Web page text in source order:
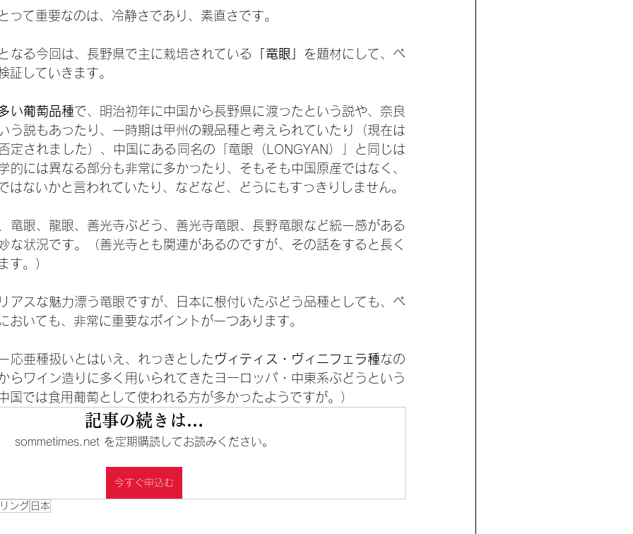
って重要なのは、冷静さであり、素直さです。
なる今回は、長野県で主に栽培されている 「竜眼」
を題材にして、ペ
証していきます。
い葡萄品種で、明治初年に中国から長野県に渡ったという説や、奈良
う説もあったり、一時期は甲州の親品種と考えられていたり（現在は
定されました）、中国にある同名の「竜眼（LONGYAN）」と同じは
的には異なる部分も非常に多かったり、そもそも中国原産ではなく、
はないかと言われていたり、などなど、どうにもすっきりしません。
竜眼、龍眼、善光寺ぶどう、善光寺竜眼、長野竜眼など統一感がある
な状況です。（善光寺とも関連があるのですが、その話をすると長く
す。）
アスな魅力漂う竜眼ですが、日本に根付いたぶどう品種としても、ペ
おいても、非常に重要なポイントが一つあります。
応亜種扱いとはいえ、れっきとした ヴィティス・ヴィニフェラ種なの
らワイン造りに多く用いられてきたヨーロッパ・中東系ぶどうという
国では食用葡萄として使われる方が多かったようですが。）
記事の続きは…
sommetimes.net を定期購読してお読みください。
今すぐ申込む
ング 日本